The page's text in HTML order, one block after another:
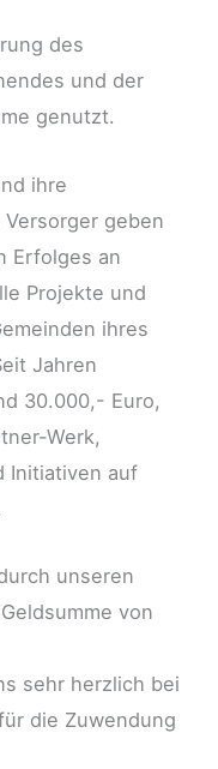
des
und der
genutzt.
ihre
geben
Erfolges an
Projekte und
ihres
Jahren
30.000,- Euro,
Werk,
Initiativen auf
unseren
von
sehr herzlich bei
die Zuwendung